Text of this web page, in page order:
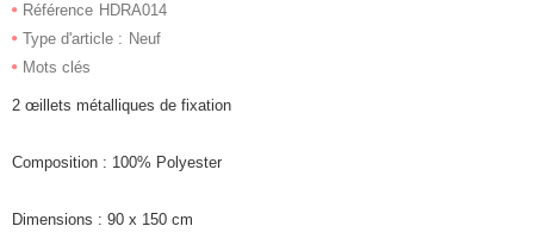
Référence HDRA014
Type d'article : Neuf
Mots clés
2 œillets métalliques de fixation
Composition : 100% Polyester
Dimensions : 90 x 150 cm